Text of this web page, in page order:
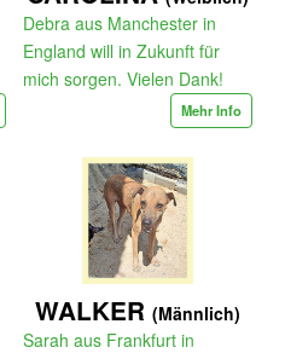
Debra aus Manchester in
England will in Zukunft für
mich sorgen. Vielen Dank!
Mehr Info
WALKER (Männlich)
Sarah aus Frankfurt in